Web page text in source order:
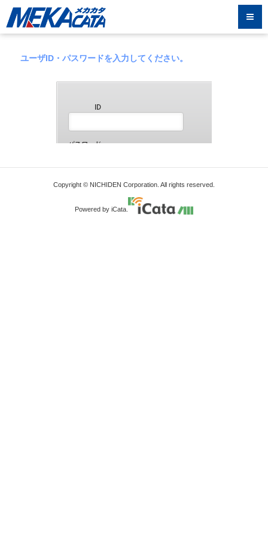
ユーザID・パスワードを入力してください。
Copyright © NICHIDEN Corporation. All rights reserved.
Powered by iCata.